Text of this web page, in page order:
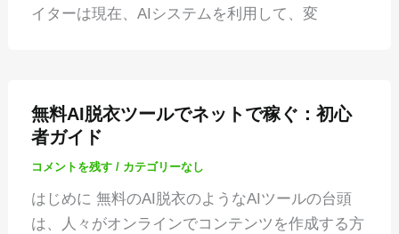
イターは現在、AIシステムを利用して、変
無料AI脱衣ツールでネットで稼ぐ：初心
者ガイド
コメントを残す / カテゴリーなし
はじめに 無料のAI脱衣のようなAIツールの台頭
は、人々がオンラインでコンテンツを作成する方